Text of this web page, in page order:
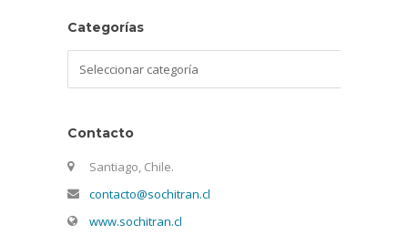
Categorías
Contacto
Santiago, Chile.
contacto@sochitran.cl
www.sochitran.cl